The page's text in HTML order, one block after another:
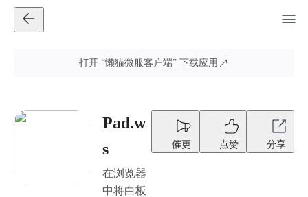
打开 “懒猫微服客户端” 下载应用
Pad.w
s
在浏览器
中将白板
催更 点赞 分享